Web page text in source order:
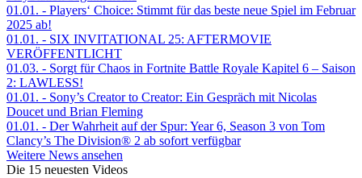
01.01. - Players‘ Choice: Stimmt für das beste neue Spiel im Februar
2025 ab!
01.01. - SIX INVITATIONAL 25: AFTERMOVIE
VERÖFFENTLICHT
01.03. - Sorgt für Chaos in Fortnite Battle Royale Kapitel 6 – Saison
2: LAWLESS!
01.01. - Sony’s Creator to Creator: Ein Gespräch mit Nicolas
Doucet und Brian Fleming
01.01. - Der Wahrheit auf der Spur: Year 6, Season 3 von Tom
Clancy’s The Division® 2 ab sofort verfügbar
Weitere News ansehen
Die 15 neuesten Videos